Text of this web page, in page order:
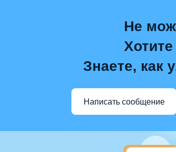
Не
Знаете, как
Написать сообщение